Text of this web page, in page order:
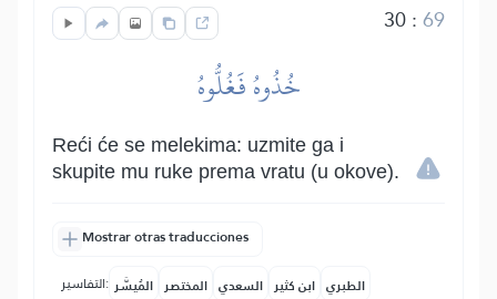
30:69
خُذُوهُ فَغُلُّوهُ
Reći će se melekima: uzmite ga i
skupite mu ruke prema vratu (u okove).
Mostrar otras traducciones
التفاسير: المُيسَّر المختصر السعدي ابن كثير الطبري